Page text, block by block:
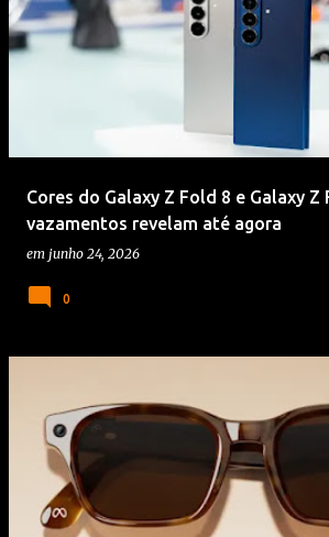
Cores do Galaxy Z Fold 8 e Galaxy Z
vazamentos revelam até agora
em junho 24, 2026
0